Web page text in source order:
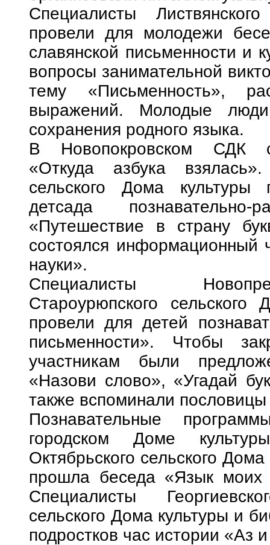
Специалисты
провели для молодежи
славянской письменности и
вопросы занимательной
тему «Письменность»,
выражений. Молодые
сохранения родного языка.
В Новопокровском СДК
«Откуда азбука
сельского Дома культуры
детсада познавательно-
«Путешествие в страну
состоялся информационный
науки».
Специалисты
Староурюпского
провели для детей
письменности». Чтобы
участникам были
«Назови слово», «Угадай
также вспоминали пословицы
Познавательные
городском Доме
Октябрьского сельского
прошла беседа «Язык моих
Специалисты
сельского Дома культуры и
подростков час истории «Аз